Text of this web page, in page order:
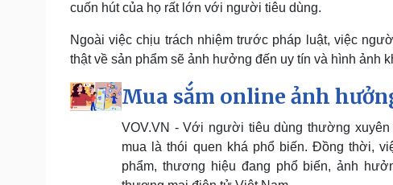
cuốn hút của họ rất lớn với người tiêu dùng.
Ngoài việc chịu trách nhiệm trước pháp luật, việc
thật về sản phẩm sẽ ảnh hưởng đến uy tín và hình ảnh
Mua sắm online ảnh
VOV.VN - Với người tiêu dùng thường
mua là thói quen khá phổ biến. Đồng thời,
phẩm, thương hiệu đang phổ biến, ảnh